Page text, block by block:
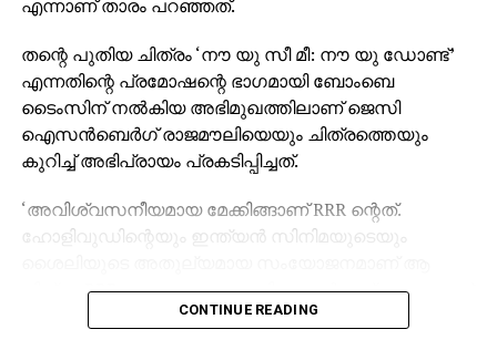
എന്നാണ് താരം പറഞ്ഞത്.
തന്റെ പുതിയ ചിത്രം ‘നൗ യു സീ മീ: നൗ യു ഡോണ്ട്’
എന്നതിന്റെ പ്രമോഷന്റെ ഭാഗമായി ബോംബെ
ടൈംസിന് നല്‍കിയ അഭിമുഖത്തിലാണ് ജെസി
ഐസന്‍ബെര്‍ഗ് രാജമൗലിയെയും ചിത്രത്തെയും
കുറിച്ച് അഭിപ്രായം പ്രകടിപ്പിച്ചത്.
‘അവിശ്വസനീയമായ മേക്കിങ്ങാണ് RRR ന്റെത്.
ഹോളിവുഡിന്റെയും ഇന്ത്യന്‍ സിനിമയുടെയും
ചിത്രം. RRR കാണാത്ത അമേരിക്കക്കാര്‍ ഇല്ലെന്നതാണ്
എന്റെ വിശ്വാസം,” – ജെസി ഐസന്‍ബെര്‍ഗ് പറഞ്ഞു.
CONTINUE READING